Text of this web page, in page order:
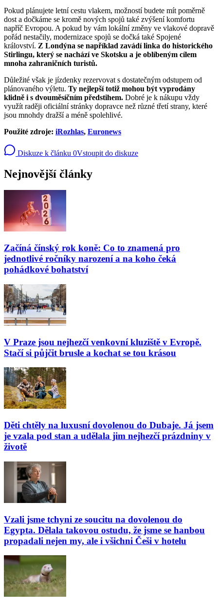
Pokud plánujete letní cestu vlakem, možností budete mít poměrně
dost a dočkáme se kromě nových spojů také zvýšení komfortu
napříč Evropou. A pokud by vám lokální změny ve vlakové dopravě
pořád nestačily, modernizace spojů se dočká také Spojené
království. Z Londýna se například zavádí linka do historického
Stirlingu, který se nachází ve Skotsku a je oblíbeným cílem
mnoha zahraničních turistů.
Důležité však je jízdenky rezervovat s dostatečným odstupem od
plánovaného výletu. Ty nejlepší totiž mohou být vyprodány
klidně i s dvouměsíčním předstihem. Dobré je k nákupu vždy
využít raději oficiální stránky dopravce než různé třetí strany, které
jsou mnohdy dražší a méně spolehlivé.
Použité zdroje: iRozhlas, Euronews
Diskuze k článku 0Vstoupit do diskuze
Nejnovější články
Začíná čínský rok koně: Co to znamená pro
jednotlivé ročníky narození a na koho čeká
pohádkové bohatství
V Praze jsou nejhezčí venkovní kluziště v Evropě.
Stačí si půjčit brusle a kochat se tou krásou
Děti chtěly na luxusní dovolenou do Dubaje. Já jsem
je vzala pod stan a udělala jim nejhezčí prázdniny v
životě
Vzali jsme tchyni ze soucitu na dovolenou do
Egypta. Dělala takovou ostudu, že jsme se hanbou
propadali nejen my, ale i všichni Češi v hotelu